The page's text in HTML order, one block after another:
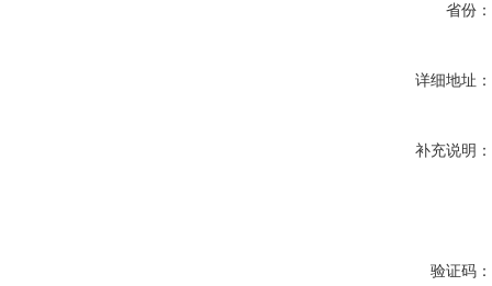
省份：
详细地址：
补充说明：
验证码：